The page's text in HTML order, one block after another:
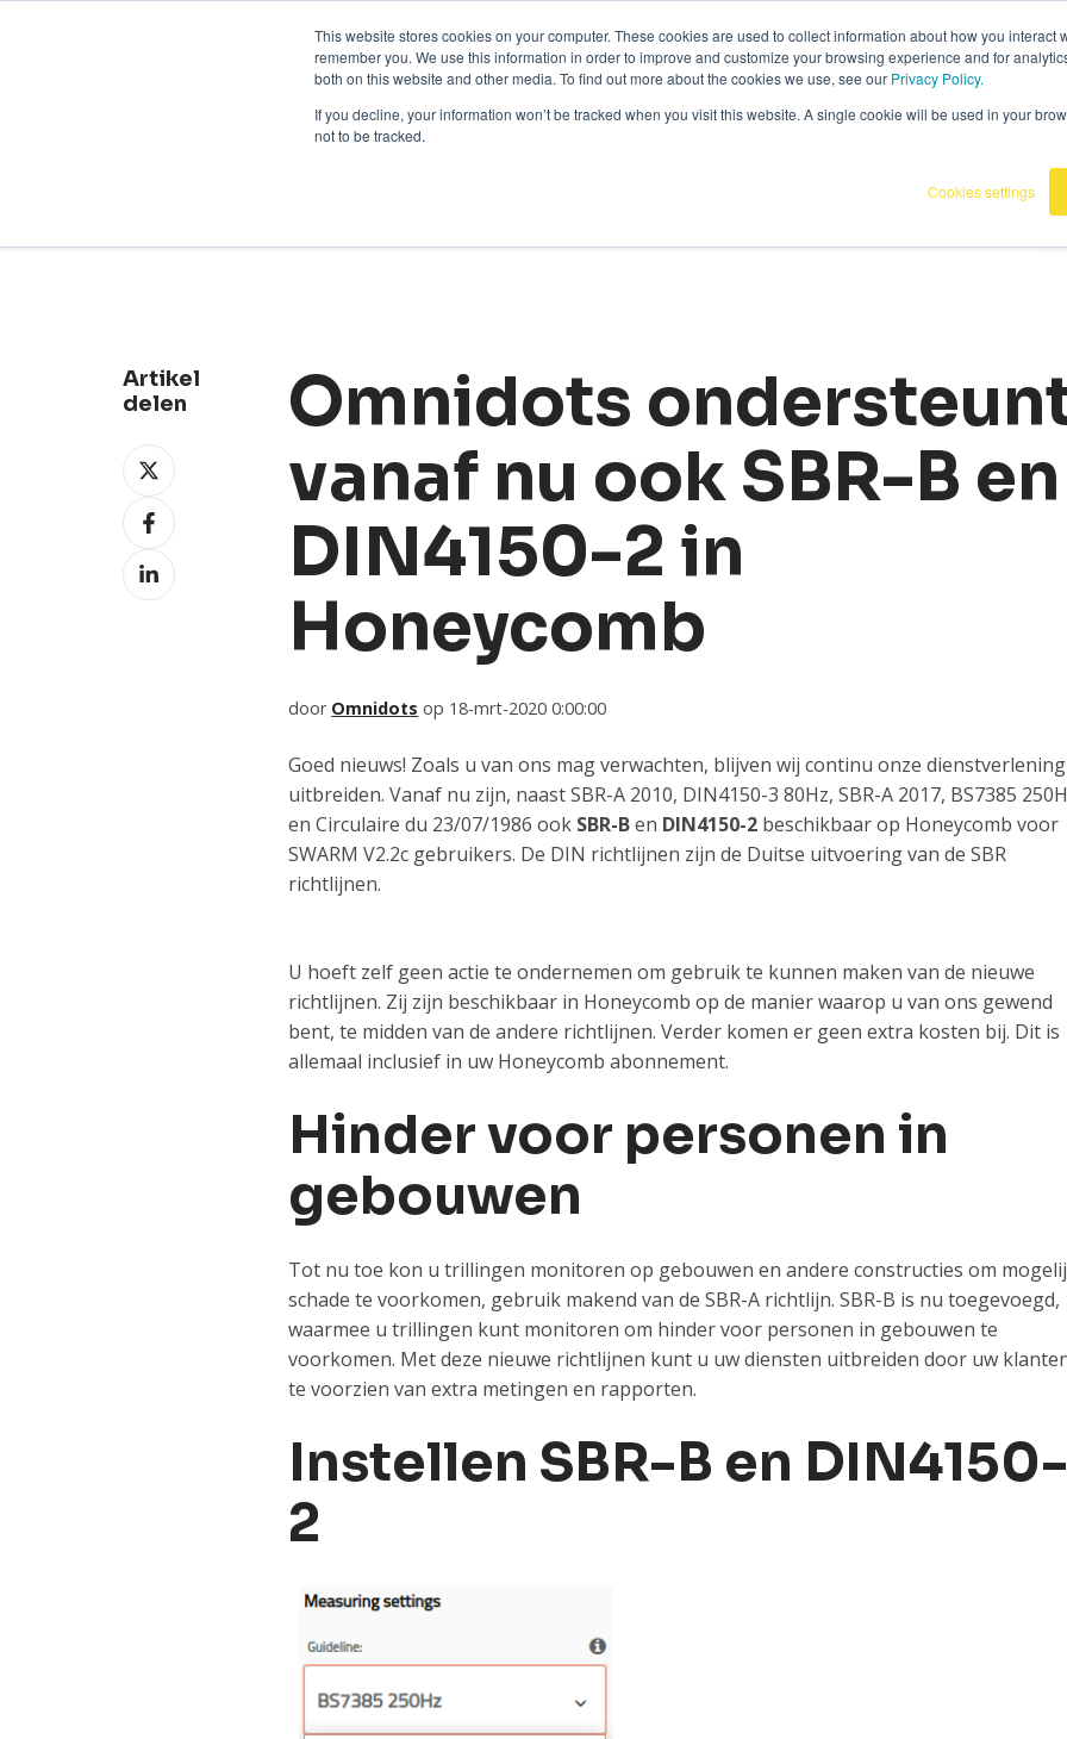
This website stores cookies on your computer. These cookies are used to collect information about how you interact
remember you. We use this information in order to improve and customize your browsing experience and for
both on this website and other media. To find out more about the cookies we use, see our Privacy Policy.
If you decline, your information won’t be tracked when you visit this website. A single cookie will be used in your
not to be tracked.
Cookies settings
Neem contact op:+31 85 0070336 | Omnidots in de media
Producten Onze klanten
Artikel
delen
Deel
op
XDeel
op
Facebook
Deel
op
Omnidots
vanaf nu ook SBR-B en
DIN4150-2 in
Honeycomb
door Omnidots op 18-mrt-2020 0:00:00
Goed nieuws! Zoals u van ons mag verwachten, blijven wij continu onze dienstverlening
uitbreiden. Vanaf nu zijn, naast SBR-A 2010, DIN4150-3 80Hz, SBR-A 2017, BS7385
en Circulaire du 23/07/1986 ook SBR-Ben DIN4150-2 beschikbaar op Honeycomb voor
SWARM V2.2c gebruikers. De DIN richtlijnen zijn de Duitse uitvoering van de SBR
richtlijnen.
U hoeft zelf geen actie te ondernemen om gebruik te kunnen maken van de nieuwe
richtlijnen. Zij zijn beschikbaar in Honeycomb op de manier waarop u van ons gewend
bent, te midden van de andere richtlijnen. Verder komen er geen extra kosten bij. Dit is
allemaal inclusief in uw Honeycomb abonnement.
Hinder voor personen in
gebouwen
Tot nu toe kon u trillingen monitoren op gebouwen en andere constructies om
schade te voorkomen, gebruik makend van de SBR-A richtlijn. SBR-B is nu toegevoegd,
waarmee u trillingen kunt monitoren om hinder voor personen in gebouwen te
voorkomen. Met deze nieuwe richtlijnen kunt u uw diensten uitbreiden door uw
te voorzien van extra metingen en rapporten.
Instellen SBR-B en DIN4150-
2